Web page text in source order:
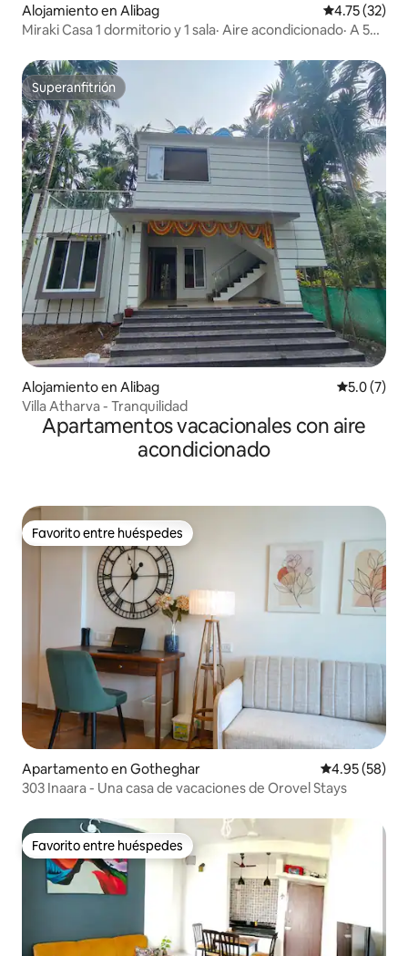
Alojamiento en Alibag Calificación
4.75 (32)
Miraki Casa 1 dormitorio y 1 sala· Aire acondicionado· A 5
Superanfitrión
Superanfitrión
Alojamiento en Alibag
5.0 (7)
Villa Atharva - Tranquilidad
Apartamentos vacacionales con aire
acondicionado
Favorito entre huéspedes
Favorito entre huéspedes
Apartamento en Gotheghar Calificación
4.95 (58)
303 Inaara - Una casa de vacaciones de Orovel Stays
Favorito entre huéspedes
Favorito entre huéspedes